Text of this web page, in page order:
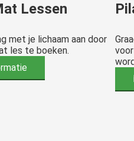
Lessen
met je lichaam aan door
les te boeken.